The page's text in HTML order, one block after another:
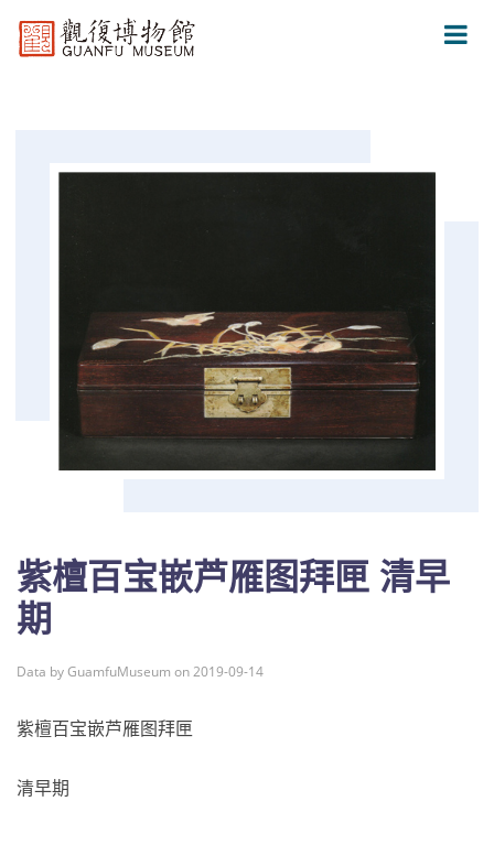
紫檀百宝嵌芦雁图拜匣 清早
期
Data by GuamfuMuseum on 2019-09-14
紫檀百宝嵌芦雁图拜匣
清早期